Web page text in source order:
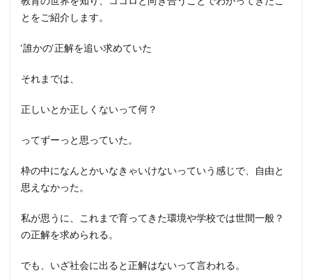
とをご紹介します。
‘誰かの‘正解を追い求めていた
それまでは、
正しいとか正しくないって何？
ってずーっと思っていた。
枠の中になんとかいなきゃいけないっていう感じで、自由と
思えなかった。
私が思うに、これまで育ってきた環境や学校では世間一般？
の正解を求められる。
でも、いざ社会に出ると正解はないって言われる。